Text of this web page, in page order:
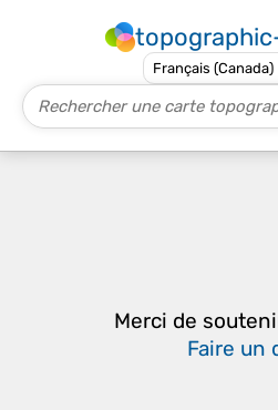
Merci de
Faire un